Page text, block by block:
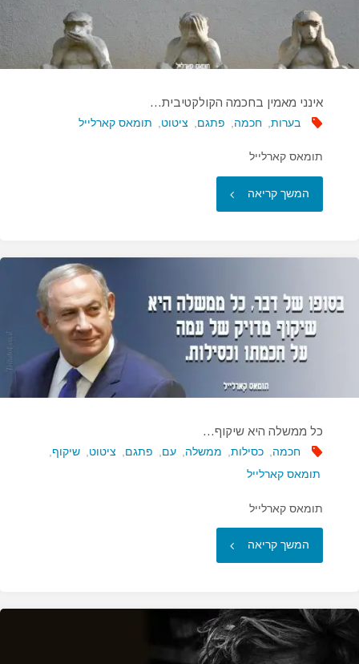
אינני מאמין בחכמה הקולקטיבית…
בערות חכמה פתגם ציטוט תומאס קארלייל
תומאס קארלייל
המשך קריאה "אינני
בחכמה
הקולקטיבית…"
כל ממשלה היא שיקוף…
חכמה כסילות ממשלה עם פתגם ציטוט שיקוף,
תומאס קארלייל
תומאס קארלייל
המשך קריאה "כל
היא
שיקוף…"